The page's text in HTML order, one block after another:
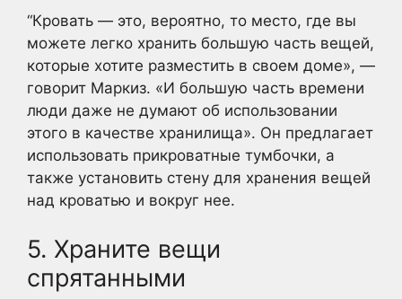
“Кровать — это, вероятно, то место, где вы
можете легко хранить большую часть вещей,
которые хотите разместить в своем доме», —
говорит Маркиз. «И большую часть времени
люди даже не думают об использовании
этого в качестве хранилища». Он предлагает
использовать прикроватные тумбочки, а
также установить стену для хранения вещей
над кроватью и вокруг нее.
5. Храните вещи
спрятанными